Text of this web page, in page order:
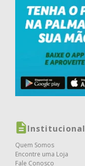
Institucional
Quem Somos
Encontre uma Loja
Fale Conosco